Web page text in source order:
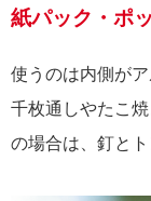
紙パック・ポ
使うのは内側が
千枚通しやたこ
の場合は、釘と